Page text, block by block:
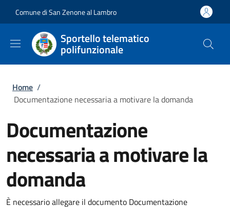
Comune di San Zenone al Lambro
Sportello telematico
polifunzionale
Briciole di pane
Home /
Documentazione necessaria a motivare la domanda
Documentazione
necessaria a motivare la
domanda
È necessario allegare il documento Documentazione